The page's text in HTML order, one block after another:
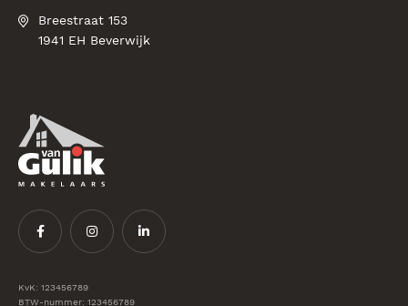
Breestraat 153
1941 EH Beverwijk
KvK: 123456789
BTW-nummer: 123456789